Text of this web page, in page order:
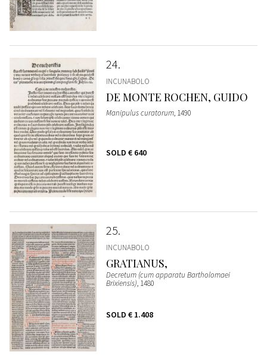
24
INCUNABOLO
DE MONTE ROCHEN, GUIDO
Manipulus curatorum, 1490
SOLD € 640
25
INCUNABOLO
GRATIANUS,
Decretum (cum apparatu Bartholomaei
Brixiensis), 1480
SOLD € 1.408